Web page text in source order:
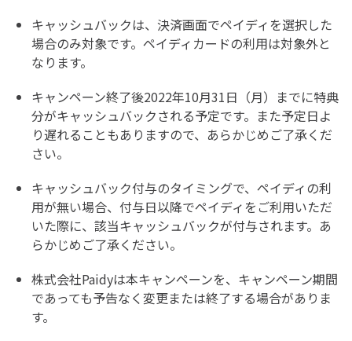
キャッシュバックは、決済画面でペイディを選択した
場合のみ対象です。ペイディカードの利用は対象外と
なります。
キャンペーン終了後2022年10月31日（月）までに特典
分がキャッシュバックされる予定です。また予定日よ
り遅れることもありますので、あらかじめご了承くだ
さい。
キャッシュバック付与のタイミングで、ペイディの利
用が無い場合、付与日以降でペイディをご利用いただ
いた際に、該当キャッシュバックが付与されます。あ
らかじめご了承ください。
株式会社Paidyは本キャンペーンを、キャンペーン期間
であっても予告なく変更または終了する場合がありま
す。